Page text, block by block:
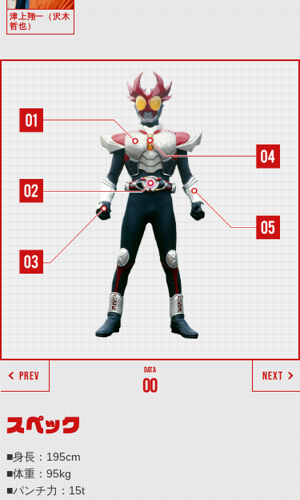
津上翔一（沢木
哲也）
00
PREV NEXT
スペック
■身長：195cm
■体重：95kg
■パンチ力：15t